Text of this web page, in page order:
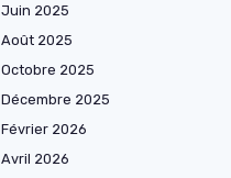
Juin 2025
Août 2025
Octobre 2025
Décembre 2025
Février 2026
Avril 2026